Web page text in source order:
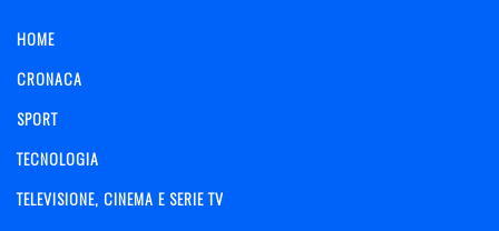
HOME
CRONACA
SPORT
TECNOLOGIA
TELEVISIONE, CINEMA E SERIE TV